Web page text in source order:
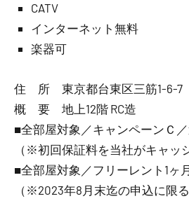
CATV
インターネット無料
楽器可
住 所 東京都台東区三筋1-6-7
概 要 地上12階 RC造
■全部屋対象／キャンペーンＣ
（※初回保証料を当社がキャッ
■全部屋対象／フリーレント1ヶ
（※2023年8月末迄の申込に限る